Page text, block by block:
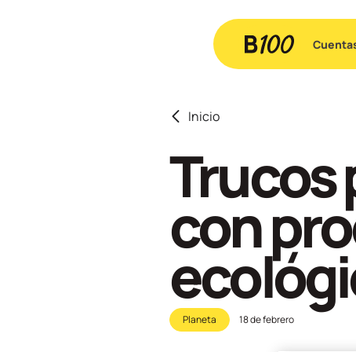
Inicio
Trucos
con
Planeta 18 de febrero